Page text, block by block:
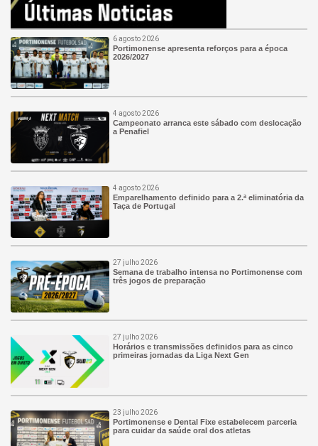
6 agosto 2026
Portimonense apresenta reforços para a época
2026/2027
4 agosto 2026
Campeonato arranca este sábado com deslocação
a Penafiel
4 agosto 2026
Emparelhamento definido para a 2.ª eliminatória da
Taça de Portugal
27 julho 2026
Semana de trabalho intensa no Portimonense com
três jogos de preparação
27 julho 2026
Horários e transmissões definidos para as cinco
primeiras jornadas da Liga Next Gen
23 julho 2026
Portimonense e Dental Fixe estabelecem parceria
para cuidar da saúde oral dos atletas